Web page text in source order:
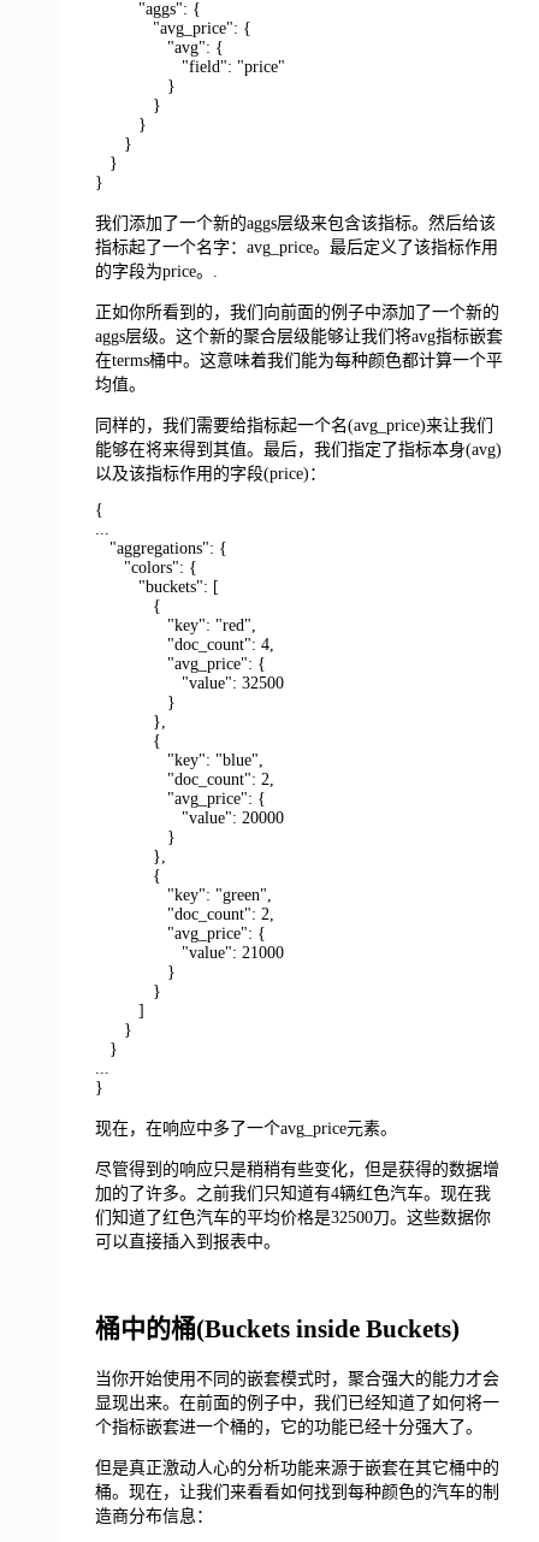
"aggs": {
"avg_price": {
"avg": {
"field": "price"
}
}
}
}
}
}
我们添加了一个新的aggs层级来包含该指标。然后给该
指标起了一个名字：avg_price。最后定义了该指标作用
的字段为price。.
正如你所看到的，我们向前面的例子中添加了一个新的
aggs层级。这个新的聚合层级能够让我们将avg指标嵌套
在terms桶中。这意味着我们能为每种颜色都计算一个平
均值。
同样的，我们需要给指标起一个名(avg_price)来让我们
能够在将来得到其值。最后，我们指定了指标本身(avg)
以及该指标作用的字段(price)：
{
"aggregations": {
"colors": {
"buckets": [
{
"key": "red",
"doc_count": 4,
"avg_price": {
"value": 32500
}
},
{
"key": "blue",
"doc_count": 2,
"avg_price": {
"value": 20000
}
},
{
"key": "green",
"doc_count": 2,
"avg_price": {
"value": 21000
}
}
]
}
}
}
现在，在响应中多了一个avg_price元素。
尽管得到的响应只是稍稍有些变化，但是获得的数据增
加的了许多。之前我们只知道有4辆红色汽车。现在我
们知道了红色汽车的平均价格是32500刀。这些数据你
可以直接插入到报表中。
桶中的桶(Buckets inside Buckets)
当你开始使用不同的嵌套模式时，聚合强大的能力才会
显现出来。在前面的例子中，我们已经知道了如何将一
个指标嵌套进一个桶的，它的功能已经十分强大了。
但是真正激动人心的分析功能来源于嵌套在其它桶中的
桶。现在，让我们来看看如何找到每种颜色的汽车的制
造商分布信息：